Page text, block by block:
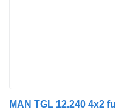
MAN TGL 12.240 4x2